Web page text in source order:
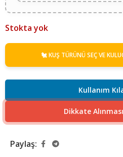
Stokta yok
🐔 KUŞ TÜRÜNÜ SEÇ VE
Kullanım
Dikkate
Paylaş: